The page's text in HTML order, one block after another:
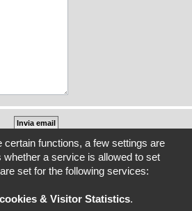
Tutti gli orari sono UTC+02:00
sono di proprietà di REVLIMITER S.r.L.
titolarità di MV AGUSTA MOTOR SPA
certain functions, a few settings are
a service is allowed to set
set for the following services:
& Visitor Statistics.